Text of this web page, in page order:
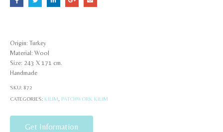
Origin: Turkey
Material: Wool
Size: 243 X 171 cm.
Handmade
SKU: 872
CATEGORIES: KILIM PATCHWORK KILIM
Get Information